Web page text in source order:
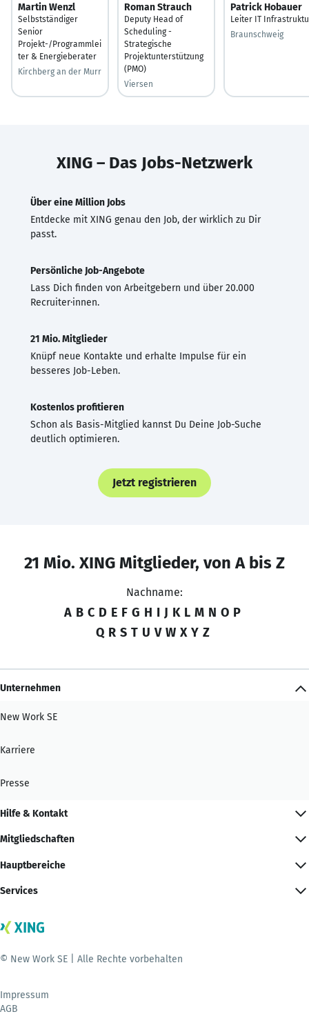
Martin Wenzl
Selbstständiger
Senior
Projekt-/Programmlei
ter & Energieberater
Kirchberg an der Murr
Roman Strauch
Deputy Head of
Scheduling -
Strategische
Projektunterstützung
(PMO)
Viersen
Patrick Hobauer
Leiter IT
Braunschweig
XING – Das Jobs-Netzwerk
Über eine Million Jobs
Entdecke mit XING genau den Job, der wirklich zu Dir
passt.
Persönliche Job-Angebote
Lass Dich finden von Arbeitgebern und über 20.000
Recruiter·innen.
21 Mio. Mitglieder
Knüpf neue Kontakte und erhalte Impulse für ein
besseres Job-Leben.
Kostenlos profitieren
Schon als Basis-Mitglied kannst Du Deine Job-Suche
deutlich optimieren.
Jetzt registrieren
21 Mio. XING Mitglieder, von A bis Z
Nachname:
A B C D E F G H I J K L M N O P
Q R S T U V W X Y Z
Unternehmen
New Work SE
Karriere
Presse
Hilfe & Kontakt
Mitgliedschaften
Hauptbereiche
Services
© New Work SE | Alle Rechte vorbehalten
Impressum
AGB